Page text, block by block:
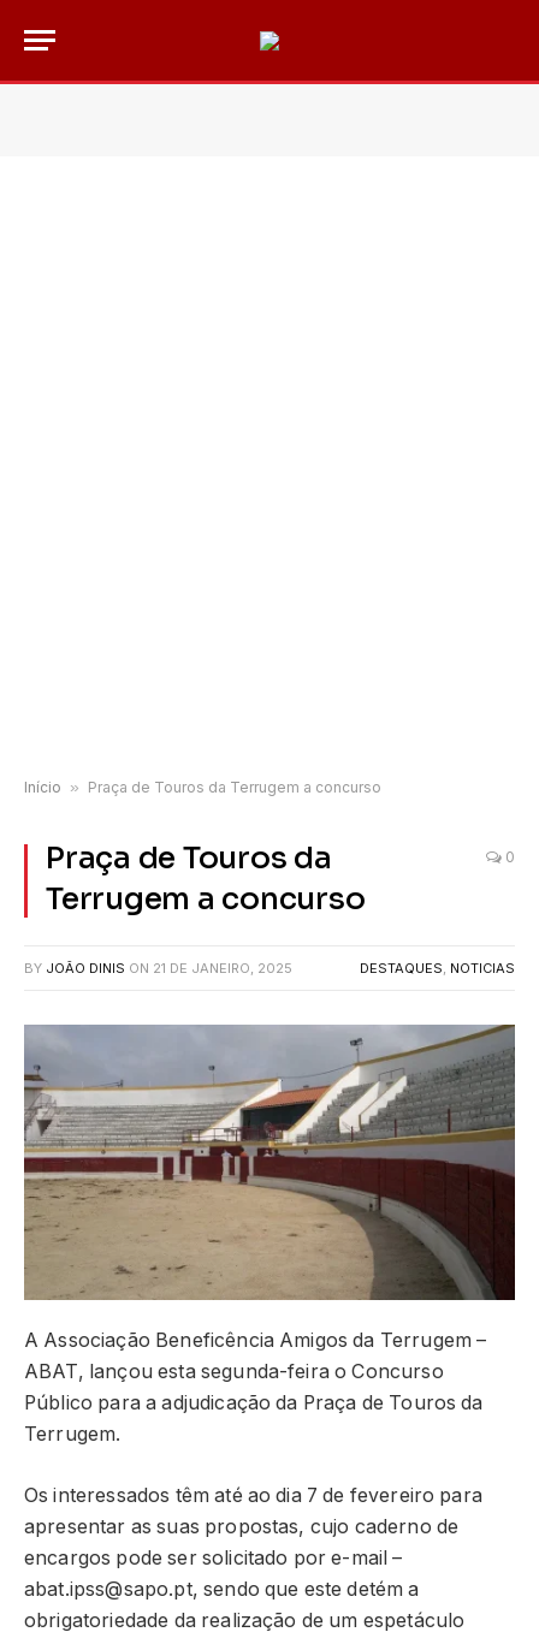
Início » Praça de Touros da Terrugem a concurso
Praça de Touros da
Terrugem a concurso
0
BY JOÃO DINIS ON 21 DE JANEIRO, 2025 DESTAQUES, NOTICIAS
A Associação Beneficência Amigos da Terrugem –
ABAT, lançou esta segunda-feira o Concurso
Público para a adjudicação da Praça de Touros da
Terrugem.
Os interessados têm até ao dia 7 de fevereiro para
apresentar as suas propostas, cujo caderno de
encargos pode ser solicitado por e-mail –
abat.ipss@sapo.pt, sendo que este detém a
obrigatoriedade da realização de um espetáculo